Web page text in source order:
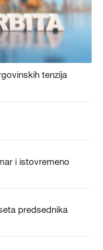
tenzija
i istovremeno
predsednika